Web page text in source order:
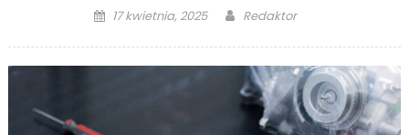
Posted
17 kwietnia, 2025 Author
Redaktor